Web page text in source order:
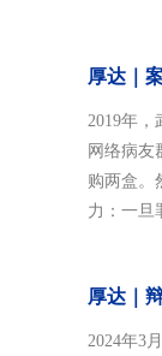
厚达
2019年，
网络病友
购两盒。
力：一旦
厚达｜
2024年3